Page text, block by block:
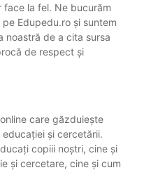
face la fel. Ne bucurăm
Edupedu.ro și suntem
noastră de a cita sursa
de respect și
care găzduiește
și cercetării.
copiii noștri, cine și
și cercetare, cine și cum